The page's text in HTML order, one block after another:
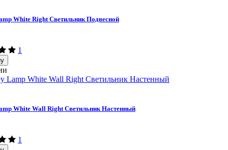
White Right Светильник Подвесной
1
White Wall Right Светильник Настенный
1